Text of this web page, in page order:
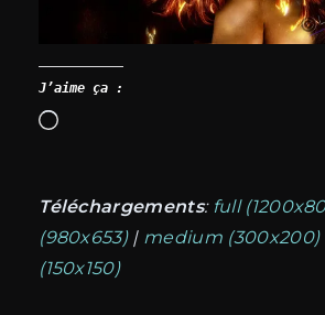
J’aime ça :
Chargement…
Téléchargements: full
(980x653)| medium (300x200)
(150x150)